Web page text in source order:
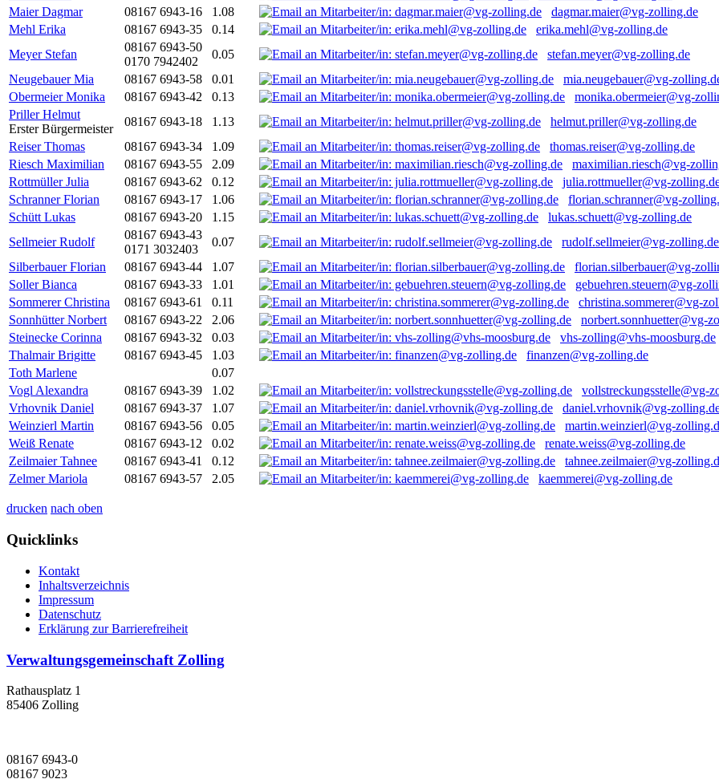
Maier Dagmar
08167 6943-16 1.08
dagmar.maier@vg-zolling.de
Mehl Erika
08167 6943-35 0.14
erika.mehl@vg-zolling.de
Meyer Stefan
08167 6943-50
0170 7942402
0.05
stefan.meyer@vg-zolling.de
Neugebauer Mia
08167 6943-58 0.01
mia.neugebauer@vg-
Obermeier Monika
08167 6943-42 0.13
monika.obermeier@vg-
Priller Helmut
Erster Bürgermeister
08167 6943-18 1.13
helmut.priller@vg-zolling.de
Reiser Thomas
08167 6943-34 1.09
thomas.reiser@vg-zolling.de
Riesch Maximilian
08167 6943-55 2.09
maximilian.riesch@vg-
Rottmüller Julia
08167 6943-62 0.12
julia.rottmueller@vg-
Schranner Florian
08167 6943-17 1.06
florian.schranner@vg-
Schütt Lukas
08167 6943-20 1.15
lukas.schuett@vg-zolling.de
Sellmeier Rudolf
08167 6943-43
0171 3032403
0.07
rudolf.sellmeier@vg-zolling.de
Silberbauer Florian
08167 6943-44 1.07
florian.silberbauer@vg-
Soller Bianca
08167 6943-33 1.01
gebuehren.steuern@vg-
Sommerer Christina
08167 6943-61 0.11
christina.sommerer@vg-
Sonnhütter Norbert
08167 6943-22 2.06
norbert.sonnhuetter@vg-
Steinecke Corinna
08167 6943-32 0.03
vhs-zolling@vhs-moosburg.de
Thalmair Brigitte
08167 6943-45 1.03
finanzen@vg-zolling.de
Toth Marlene
0.07
Vogl Alexandra
08167 6943-39 1.02
vollstreckungsstelle@vg-
Vrhovnik Daniel
08167 6943-37 1.07
daniel.vrhovnik@vg-
Weinzierl Martin
08167 6943-56 0.05
martin.weinzierl@vg-
Weiß Renate
08167 6943-12 0.02
renate.weiss@vg-zolling.de
Zeilmaier Tahnee
08167 6943-41 0.12
tahnee.zeilmaier@vg-
Zelmer Mariola
08167 6943-57 2.05 kaemmerei@vg-zolling.de
drucken nach oben
Quicklinks
Kontakt
Inhaltsverzeichnis
Impressum
Datenschutz
Erklärung zur Barrierefreiheit
Verwaltungsgemeinschaft Zolling
Rathausplatz 1
85406 Zolling
08167 6943-0
08167 9023